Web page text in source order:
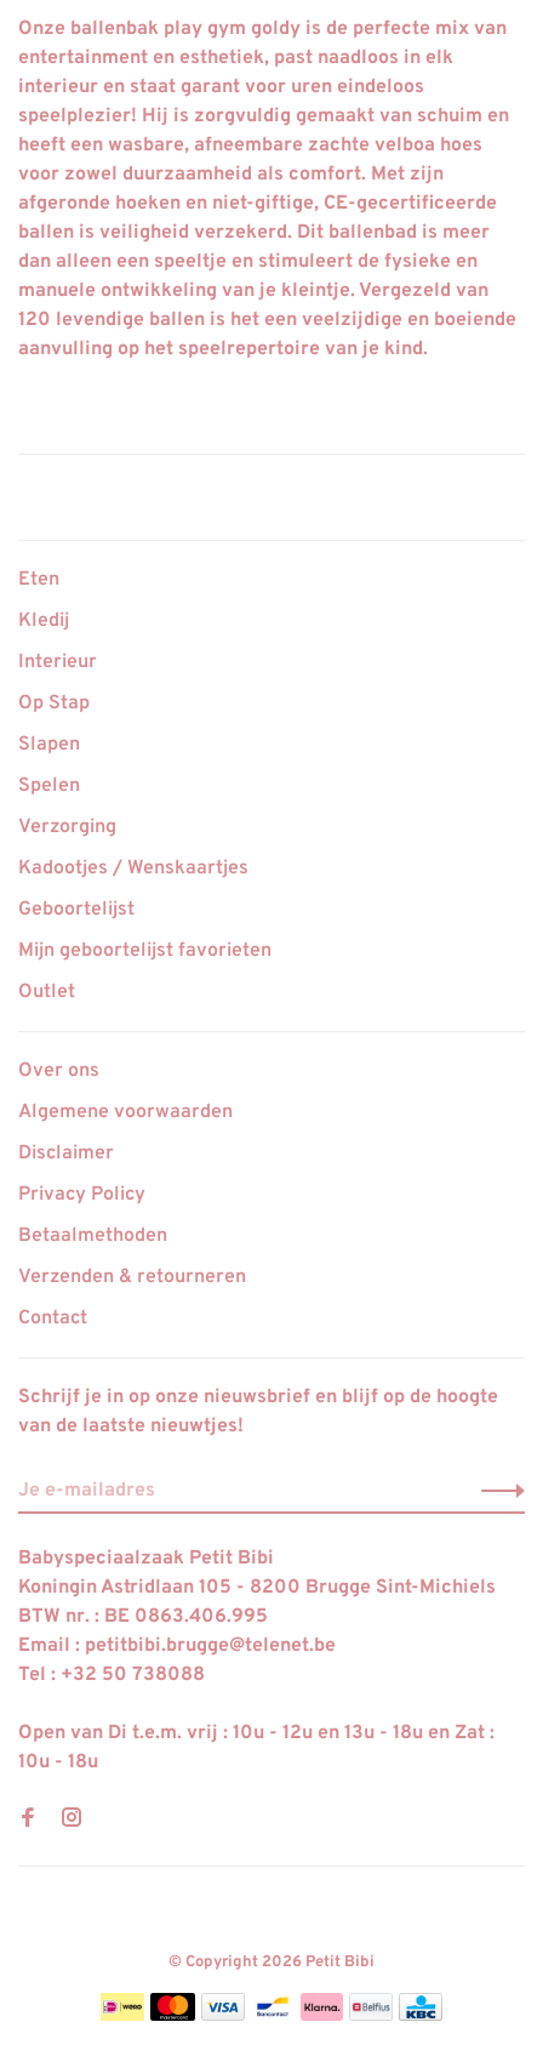
Onze ballenbak play gym goldy is de perfecte mix van
entertainment en esthetiek, past naadloos in elk
interieur en staat garant voor uren eindeloos
speelplezier! Hij is zorgvuldig gemaakt van schuim en
heeft een wasbare, afneembare zachte velboa hoes
voor zowel duurzaamheid als comfort. Met zijn
afgeronde hoeken en niet-giftige, CE-gecertificeerde
ballen is veiligheid verzekerd. Dit ballenbad is meer
dan alleen een speeltje en stimuleert de fysieke en
manuele ontwikkeling van je kleintje. Vergezeld van
120 levendige ballen is het een veelzijdige en boeiende
aanvulling op het speelrepertoire van je kind.
Eten
Kledij
Interieur
Op Stap
Slapen
Spelen
Verzorging
Kadootjes / Wenskaartjes
Geboortelijst
Mijn geboortelijst favorieten
Outlet
Over ons
Algemene voorwaarden
Disclaimer
Privacy Policy
Betaalmethoden
Verzenden & retourneren
Contact
Schrijf je in op onze nieuwsbrief en blijf op de hoogte
van de laatste nieuwtjes!
Babyspeciaalzaak Petit Bibi
Koningin Astridlaan 105 - 8200 Brugge Sint-Michiels
BTW nr. : BE 0863.406.995
Email : petitbibi.brugge@telenet.be
Tel : +32 50 738088
Open van Di t.e.m. vrij : 10u - 12u en 13u - 18u en Zat :
10u - 18u
© Copyright 2026 Petit Bibi